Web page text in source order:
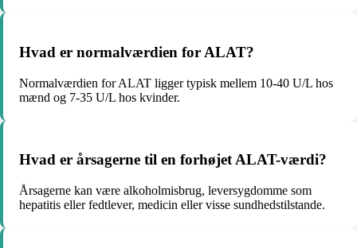
Hvad er normalværdien for ALAT?
Normalværdien for ALAT ligger typisk mellem 10-40 U/L hos
mænd og 7-35 U/L hos kvinder.
Hvad er årsagerne til en forhøjet ALAT-værdi?
Årsagerne kan være alkoholmisbrug, leversygdomme som
hepatitis eller fedtlever, medicin eller visse sundhedstilstande.